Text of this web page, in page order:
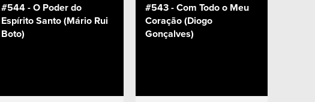
#544 - O Poder do
Espírito Santo (Mário Rui
Boto)
#543 - Com Todo o Meu
Coração (Diogo
Gonçalves)